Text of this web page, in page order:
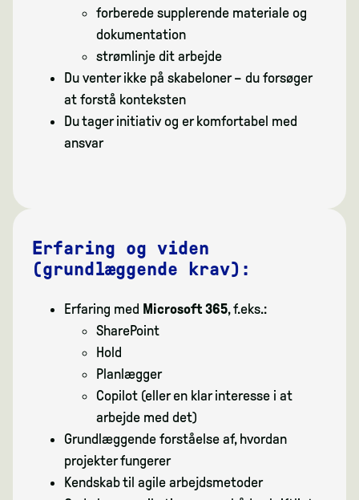
forberede supplerende materiale og
dokumentation
strømlinje dit arbejde
Du venter ikke på skabeloner – du forsøger
at forstå konteksten
Du tager initiativ og er komfortabel med
ansvar
Erfaring og viden
(grundlæggende krav):
Erfaring med Microsoft 365, f.eks.:
SharePoint
Hold
Planlægger
Copilot (eller en klar interesse i at
arbejde med det)
Grundlæggende forståelse af, hvordan
projekter fungerer
Kendskab til agile arbejdsmetoder